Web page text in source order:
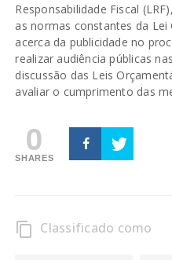
Responsabilidade Fiscal
as normas constantes da Lei
acerca da publicidade no
realizar audiência públicas
discussão das Leis
avaliar o cumprimento das
0
SHARES
content_copy Classificado como